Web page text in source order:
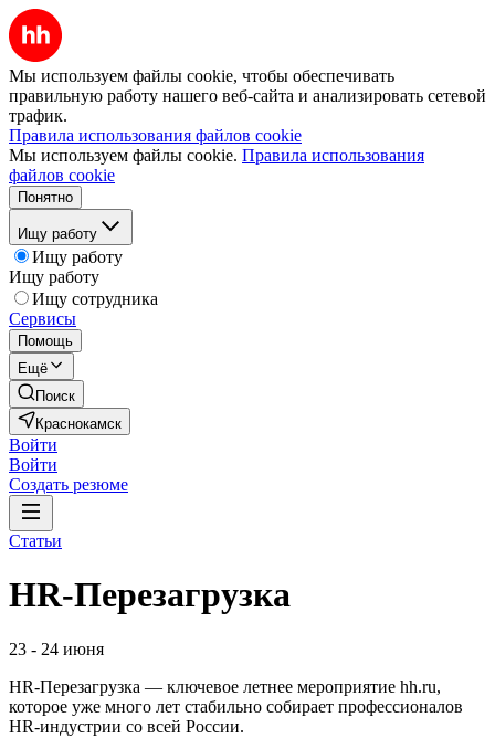
Мы используем файлы cookie, чтобы обеспечивать
правильную работу нашего веб-сайта и анализировать сетевой
трафик.
Правила использования файлов cookie
Мы используем файлы cookie. Правила использования
файлов cookie
Понятно
Ищу работу
Ищу работу
Ищу работу
Ищу сотрудника
Сервисы
Помощь
Ещё
Поиск
Краснокамск
Войти
Войти
Создать резюме
Статьи
HR-Перезагрузка
23 - 24 июня
HR-Перезагрузка — ключевое летнее мероприятие hh.ru,
которое уже много лет стабильно собирает профессионалов
HR-индустрии со всей России.